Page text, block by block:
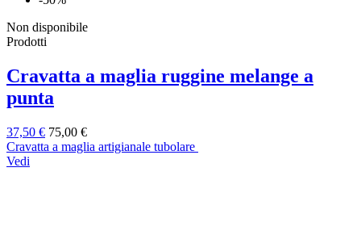
Non disponibile
Prodotti
Cravatta a maglia ruggine melange a
punta
37,50 € 75,00 €
Cravatta a maglia artigianale tubolare
Vedi